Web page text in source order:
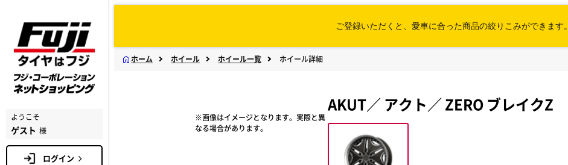
ようこそ
ゲスト 様
ログイン
ご登録いただくと、愛車に合った商品の絞りこみができます。
ホーム ホイール ホイール一覧 ホイール詳細
※画像はイメージとなります。実際と異
なる場合があります。
AKUT／ アクト／ZERO ブレイクZ